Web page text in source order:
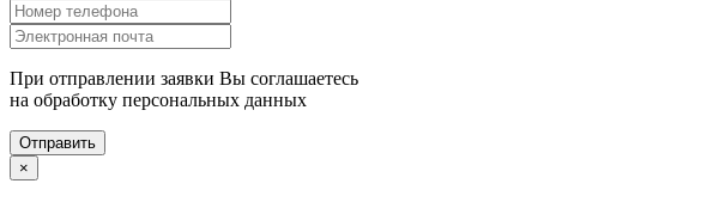
При отправлении заявки Вы соглашаетесь
на обработку персональных данных
Отправить
×